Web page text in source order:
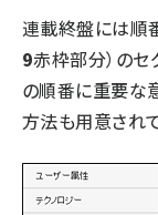
連載終盤には順
9赤枠部分）のセ
の順番に重要な
方法も用意され